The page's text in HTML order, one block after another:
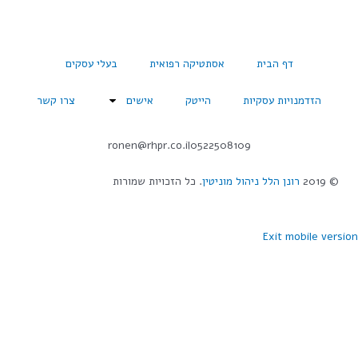
דף הבית אסתטיקה רפואית בעלי עסקים
הזדמנויות עסקיות הייטק אישים צרו קשר
© 2019 רונן הלל ניהול מוניטין. כל הזכויות שמורות
0522508109
ronen@rhpr.co.il
Exit mobile